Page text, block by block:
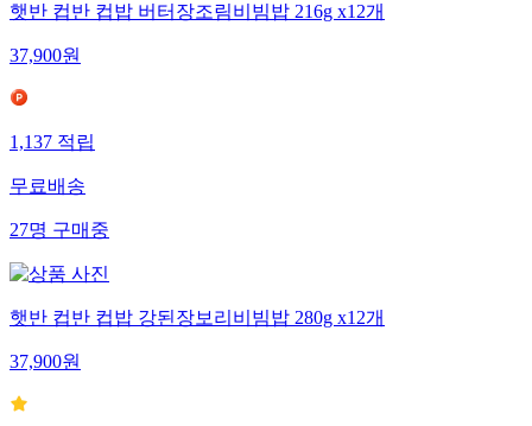
햇반 컵반 컵밥 버터장조림비빔밥 216g x12개
37,900원
1,137 적립
무료배송
27명 구매중
햇반 컵반 컵밥 강된장보리비빔밥 280g x12개
37,900원